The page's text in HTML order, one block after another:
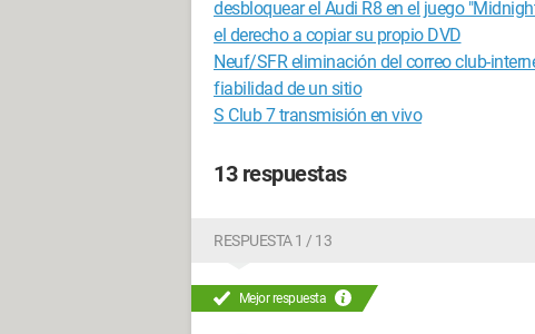
desbloquear el Audi R8 en el juego
el derecho a copiar su propio DVD
Neuf/SFR eliminación del correo club-
fiabilidad de un sitio
S Club 7 transmisión en vivo
13 respuestas
RESPUESTA 1 / 13
Mejor respuesta